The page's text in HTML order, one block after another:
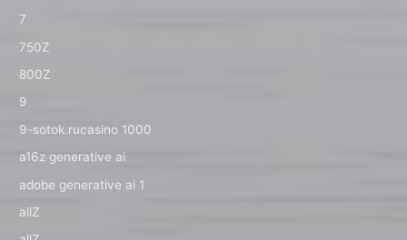
7
750Z
800Z
9
9-sotok.rucasino 1000
a16z generative ai
adobe generative ai 1
allZ